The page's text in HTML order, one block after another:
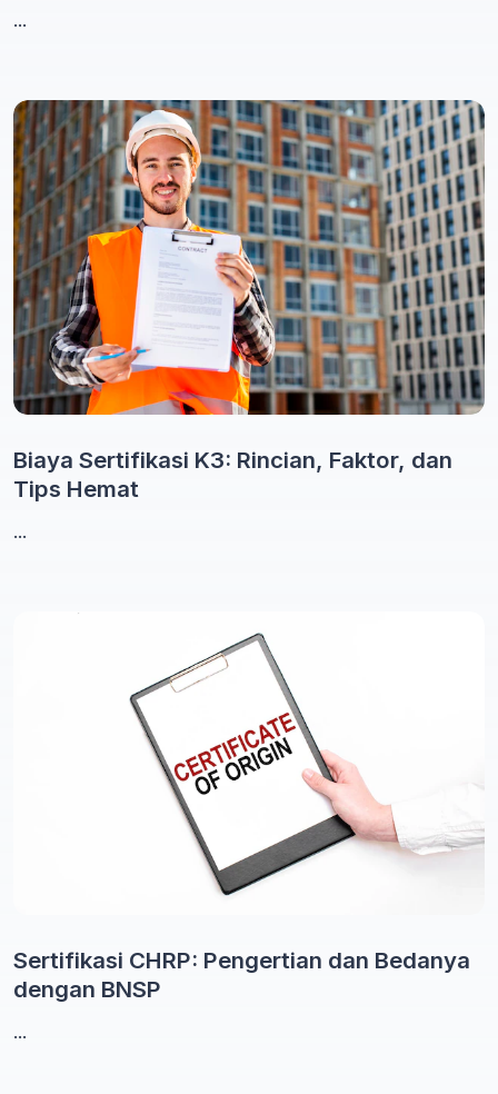
...
Biaya Sertifikasi K3: Rincian, Faktor, dan
Tips Hemat
...
Sertifikasi CHRP: Pengertian dan Bedanya
dengan BNSP
...